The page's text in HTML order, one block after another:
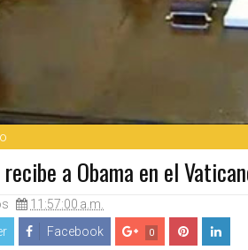
a Obama en el
11:57:00 a.m.
Facebook 0